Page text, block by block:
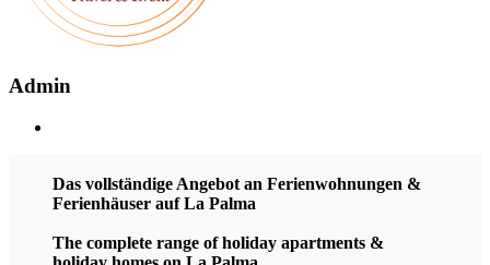
Admin
Das vollständige Angebot an Ferienwohnungen &
Ferienhäuser auf La Palma
The complete range of holiday apartments &